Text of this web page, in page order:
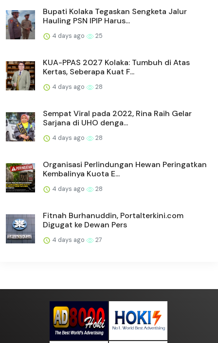
Bupati Kolaka Tegaskan Sengketa Jalur
Hauling PSN IPIP Harus...
4 days ago 25
KUA-PPAS 2027 Kolaka: Tumbuh di Atas
Kertas, Seberapa Kuat F...
4 days ago 28
Sempat Viral pada 2022, Rina Raih Gelar
Sarjana di UHO denga...
4 days ago 28
Organisasi Perlindungan Hewan Peringatkan
Kembalinya Kuota E...
4 days ago 28
Fitnah Burhanuddin, Portalterkini.com
Digugat ke Dewan Pers
4 days ago 27